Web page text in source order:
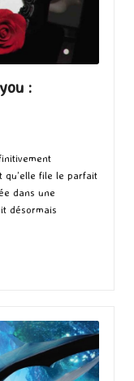
:
qu’elle file le parfait
dans une
désormais